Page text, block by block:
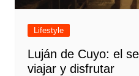
Lifestyle
Luján de Cuyo: el
viajar y disfrutar